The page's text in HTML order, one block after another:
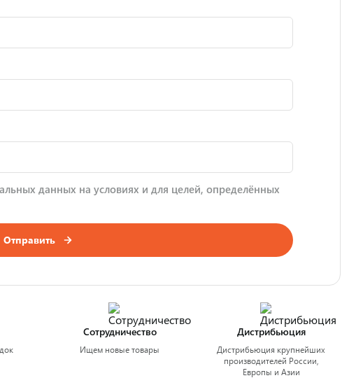
данных на условиях и для целей, определённых
Отправить
Сотрудничество
Ищем новые товары
Дистрибьюция
Дистрибьюция крупнейших
производителей России,
Европы и Азии